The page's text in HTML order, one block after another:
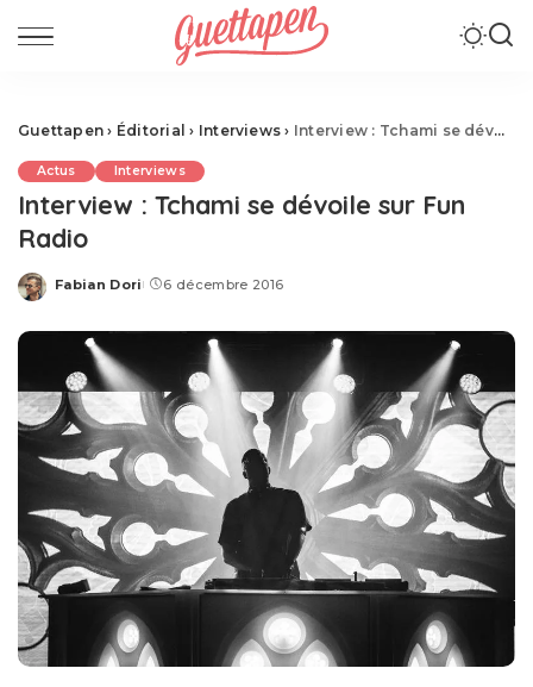
Guettapen › Éditorial › Interviews › Interview : Tchami se dévoile sur Fun Radio
Actus Interviews
Interview : Tchami se dévoile sur Fun
Radio
Posted
Fabian Dori 6 décembre 2016